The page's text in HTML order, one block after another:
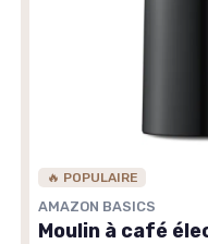
🔥 POPULAIRE
AMAZON BASICS
Moulin à café